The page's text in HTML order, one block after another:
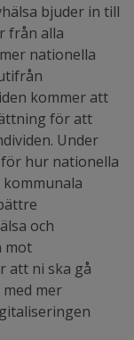
bjuder in till
från alla
nationella
kommer att
för att
Under
hur nationella
och
mot
att ni ska gå
mer